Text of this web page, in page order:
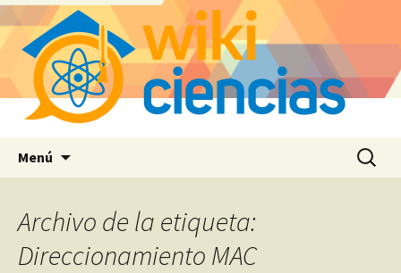
Menú Buscar:
Archivo de la etiqueta:
Direccionamiento MAC